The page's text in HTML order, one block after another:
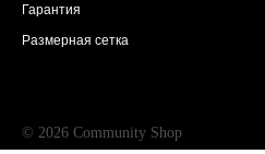
Гарантия
Размерная сетка
© 2026 Community Shop